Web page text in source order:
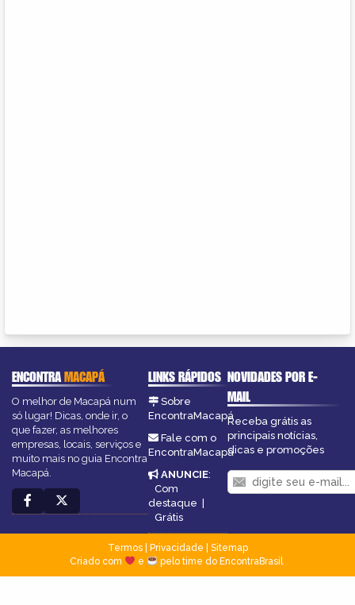
ENCONTRAMACAPÁ
O melhor de Macapá num
só lugar! Dicas, onde ir, o
que fazer, as melhores
empresas, locais, serviços e
muito mais no guia Encontra
Macapá.
LINKS RÁPIDOS
Sobre
EncontraMacapá
Fale com o
EncontraMacapá
ANUNCIE:
Com
destaque |
Grátis
NOVIDADES POR E-
MAIL
Receba grátis as
principais notícias,
dicas e promoções
Termos| Privacidade
Sitemap
Criado com
e pelo time do EncontraBrasil